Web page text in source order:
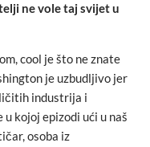
ne vole taj svijet u
cool je što ne znate
je uzbudljivo jer
industrija i
kojoj epizodi ući u naš
osoba iz